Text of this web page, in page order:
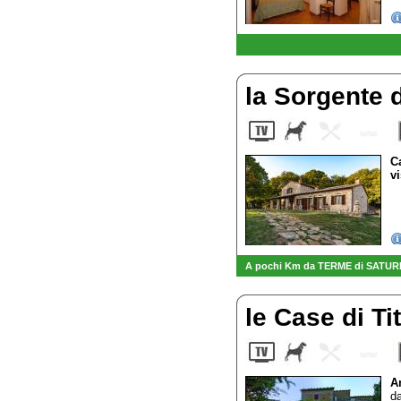
la Sorgente
A pochi Km da TERME di
le Case di